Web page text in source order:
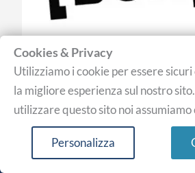
Cookies & Privacy
Utilizziamo i cookie per essere
la migliore esperienza sul nostro
utilizzare questo sito noi assumiamo
Personalizza